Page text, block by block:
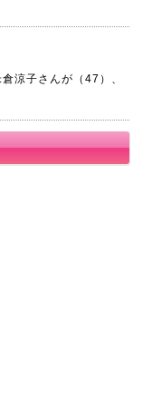
涼子さんが（47）、